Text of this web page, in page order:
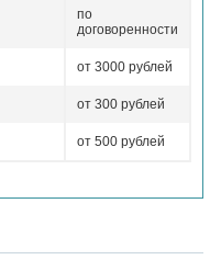
по
договоренности
от 3000 рублей
от 300 рублей
от 500 рублей